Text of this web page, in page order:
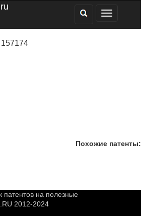
Похожие патенты:
патентов на полезные
2012-2024